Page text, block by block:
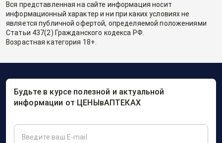
Вся представленная на сайте информация носит
информационный характер и ни при каких условиях не
является публичной офертой, определяемой положениями
Статьи 437(2) Гражданского кодекса РФ.
Возрастная категория 18+.
Будьте в курсе полезной и актуальной
информации от ЦЕНЫвАПТЕКАХ